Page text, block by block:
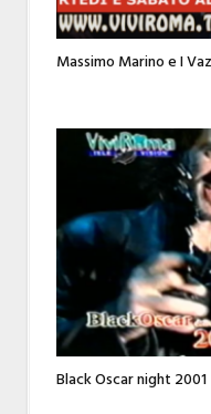
Massimo Marino e I
Black Oscar night 2001